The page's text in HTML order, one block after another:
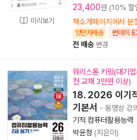
미리보기
23,400원 (10% 할
책소개페이지에서 분
양탄자배송 썬데이
전 배송 변경
워리스톤 키링(대기
천 교재 3만원 이상)
18. 2026 이기
기본서 - 동영상 강
기적 컴퓨터활용능력
박윤정 (지은이)